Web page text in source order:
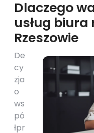
Dlaczego
usług
Rzeszowie
De
cy
zja
o
ws
pó
łpr